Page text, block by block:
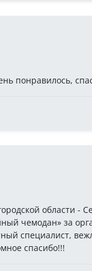
понравилось,
области -
чемодан» за
специалист,
спасибо!!!